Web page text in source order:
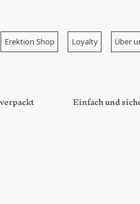
Erektion Shop Loyalty Über
Einfach und